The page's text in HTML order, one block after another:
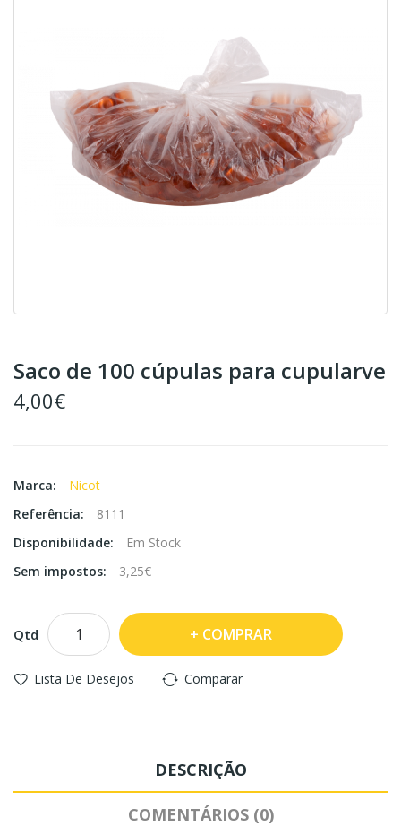
Saco de 100 cúpulas para cupularve
4,00€
Marca:
Nicot
Referência:
8111
Disponibilidade:
Em Stock
Sem impostos:
3,25€
Qtd COMPRAR
Lista De Desejos Comparar
DESCRIÇÃO
COMENTÁRIOS (0)